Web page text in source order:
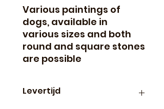
Various paintings of
dogs, available in
various sizes and both
round and square stones
are possible
Levertijd